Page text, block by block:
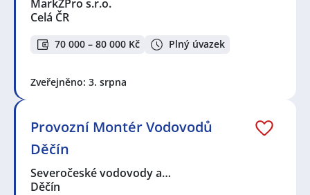
MarkZPro s.r.o.
Celá ČR
70 000 – 80 000 Kč Plný úvazek
Zveřejněno: 3. srpna
Provozní Montér Vodovodů
Děčín
Severočeské vodovody a…
Děčín